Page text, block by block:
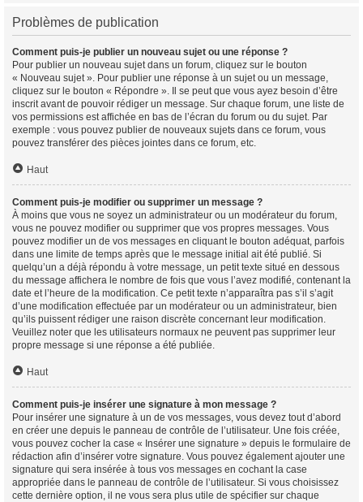
Problèmes de publication
Comment puis-je publier un nouveau sujet ou une réponse ?
Pour publier un nouveau sujet dans un forum, cliquez sur le bouton
« Nouveau sujet ». Pour publier une réponse à un sujet ou un message,
cliquez sur le bouton « Répondre ». Il se peut que vous ayez besoin d’être
inscrit avant de pouvoir rédiger un message. Sur chaque forum, une liste de
vos permissions est affichée en bas de l’écran du forum ou du sujet. Par
exemple : vous pouvez publier de nouveaux sujets dans ce forum, vous
pouvez transférer des pièces jointes dans ce forum, etc.
Haut
Comment puis-je modifier ou supprimer un message ?
À moins que vous ne soyez un administrateur ou un modérateur du forum,
vous ne pouvez modifier ou supprimer que vos propres messages. Vous
pouvez modifier un de vos messages en cliquant le bouton adéquat, parfois
dans une limite de temps après que le message initial ait été publié. Si
quelqu’un a déjà répondu à votre message, un petit texte situé en dessous
du message affichera le nombre de fois que vous l’avez modifié, contenant la
date et l’heure de la modification. Ce petit texte n’apparaîtra pas s’il s’agit
d’une modification effectuée par un modérateur ou un administrateur, bien
qu’ils puissent rédiger une raison discrète concernant leur modification.
Veuillez noter que les utilisateurs normaux ne peuvent pas supprimer leur
propre message si une réponse a été publiée.
Haut
Comment puis-je insérer une signature à mon message ?
Pour insérer une signature à un de vos messages, vous devez tout d’abord
en créer une depuis le panneau de contrôle de l’utilisateur. Une fois créée,
vous pouvez cocher la case « Insérer une signature » depuis le formulaire de
rédaction afin d’insérer votre signature. Vous pouvez également ajouter une
signature qui sera insérée à tous vos messages en cochant la case
appropriée dans le panneau de contrôle de l’utilisateur. Si vous choisissez
cette dernière option, il ne vous sera plus utile de spécifier sur chaque